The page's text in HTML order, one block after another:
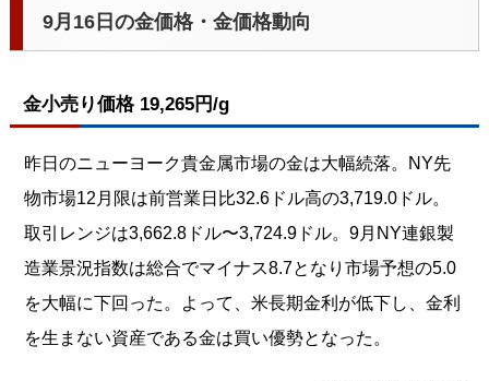
9月16日の金価格・金価格動向
金小売り価格 19,265円/g
昨日のニューヨーク貴金属市場の金は大幅続落。NY先
物市場12月限は前営業日比32.6ドル高の3,719.0ドル。
取引レンジは3,662.8ドル〜3,724.9ドル。9月NY連銀製
造業景況指数は総合でマイナス8.7となり市場予想の5.0
を大幅に下回った。よって、米長期金利が低下し、金利
を生まない資産である金は買い優勢となった。